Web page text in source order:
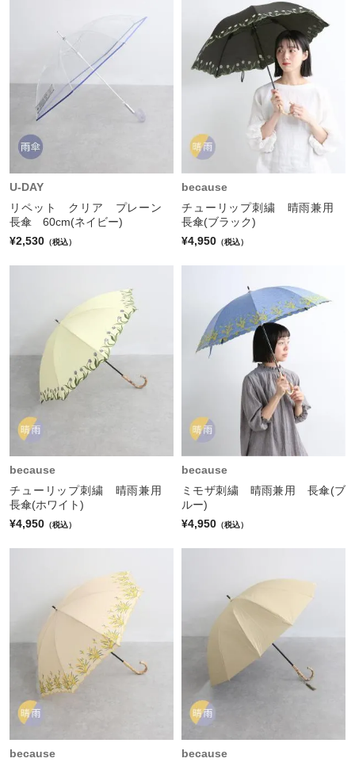
U-DAY
リペット クリア プレーン
長傘 60cm(ネイビー)
¥2,530 （税込）
because
チューリップ刺繍 晴雨兼用
長傘(ブラック)
¥4,950 （税込）
because
チューリップ刺繍 晴雨兼用
長傘(ホワイト)
¥4,950 （税込）
because
ミモザ刺繍 晴雨兼用 長傘(ブ
ルー)
¥4,950 （税込）
because
because